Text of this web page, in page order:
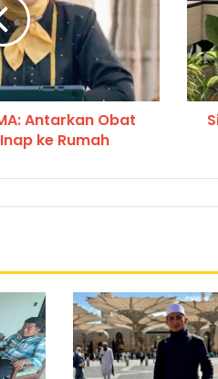
Antarkan Obat
ke Rumah